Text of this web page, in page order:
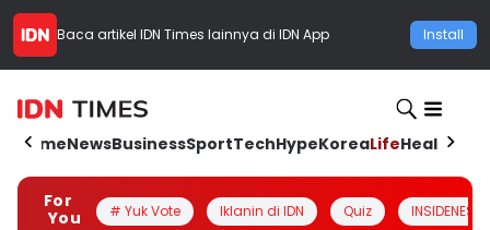
Baca artikel IDN Times lainnya di IDN App Install
HomeNewsBusinessSportTechHypeKoreaLifeHealth
For
You
# Yuk Vote Iklanin di IDN Quiz INSIDENESIA